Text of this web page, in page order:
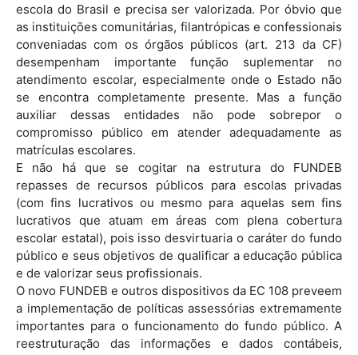
escola do Brasil e precisa ser valorizada. Por óbvio que
as instituições comunitárias, filantrópicas e confessionais
conveniadas com os órgãos públicos (art. 213 da CF)
desempenham importante função suplementar no
atendimento escolar, especialmente onde o Estado não
se encontra completamente presente. Mas a função
auxiliar dessas entidades não pode sobrepor o
compromisso público em atender adequadamente as
matrículas escolares.
E não há que se cogitar na estrutura do FUNDEB
repasses de recursos públicos para escolas privadas
(com fins lucrativos ou mesmo para aquelas sem fins
lucrativos que atuam em áreas com plena cobertura
escolar estatal), pois isso desvirtuaria o caráter do fundo
público e seus objetivos de qualificar a educação pública
e de valorizar seus profissionais.
O novo FUNDEB e outros dispositivos da EC 108 preveem
a implementação de políticas assessórias extremamente
importantes para o funcionamento do fundo público. A
reestruturação das informações e dados contábeis,